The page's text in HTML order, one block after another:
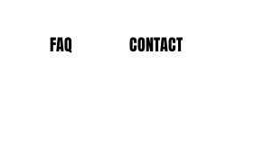
FAQ CONTACT